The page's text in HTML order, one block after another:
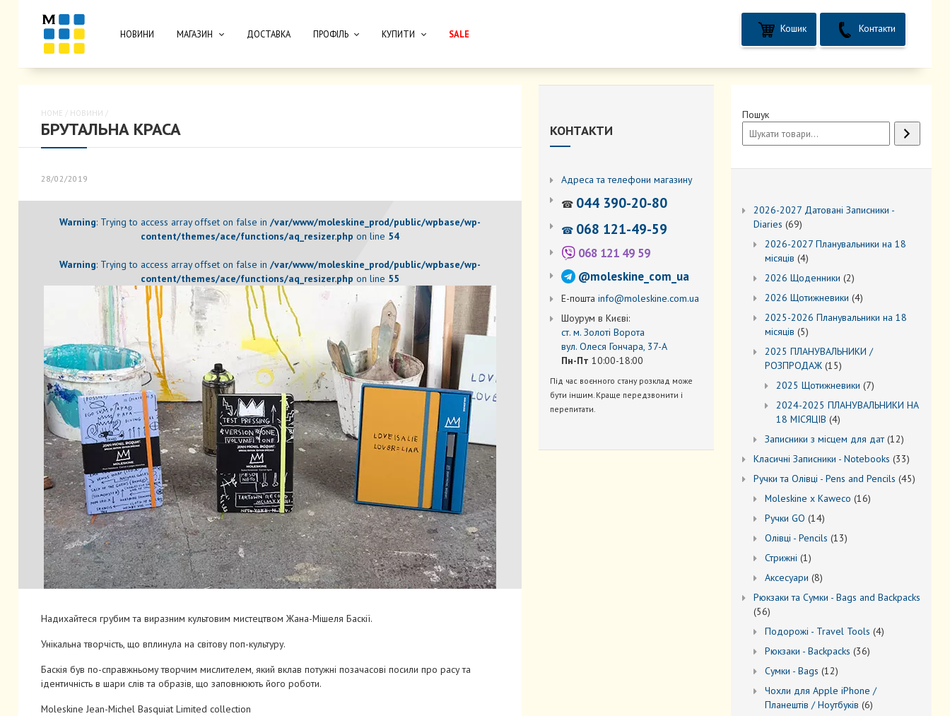
НОВИНИ МАГАЗИН ДОСТАВКА ПРОФІЛЬ КУПИТИ SALE Кошик Контакти
HOME / НОВИНИ /
БРУТАЛЬНА КРАСА
28/02/2019
Warning: Trying to access array offset on false in /var/www/moleskine_prod/public/wpbase/wp-
content/themes/ace/functions/aq_resizer.php on line 54
Warning: Trying to access array offset on false in /var/www/moleskine_prod/public/wpbase/wp-
content/themes/ace/functions/aq_resizer.php on line 55
Надихайтеся грубим та виразним культовим мистецтвом Жана-Мішеля Баскії.
Унікальна творчість, що вплинула на світову поп-культуру.
Баскія був по-справжньому творчим мислителем, який вклав потужні позачасові посили про расу та
ідентичність в шари слів та образів, що заповнюють його роботи.
Moleskine Jean-Michel Basquiat Limited collection
КОНТАКТИ
Адреса та телефони магазину
☎ 044 390-20-80
☎ 068 121-49-59
068 121 49 59
@moleskine_com_ua
Е-пошта info@moleskine.com.ua
Шоурум в Києві:
ст. м. Золоті Ворота
вул. Олеся Гончара, 37-А
Пн-Пт 10:00-18:00
Під час воєнного стану розклад може
бути іншим. Краще передзвонити і
перепитати.
Пошук
2026-2027 Датовані Записники -
Diaries 6969
товарів
2026-2027 Планувальники на 18
місяців 44
2026 Щоденники 22
товари
2026 Щотижневики 44
2025-2026 Планувальники на 18
місяців 55
товарів
2025 ПЛАНУВАЛЬНИКИ /
РОЗПРОДАЖ 1515
товарів
2025 Щотижневики 77
товарів
2024-2025 ПЛАНУВАЛЬНИКИ НА
18 МІСЯЦІВ 44
Записники з місцем для дат 1212
товарів
Kласичні Записники - Notebooks 3333
товари
Ручки та Олівці - Pens and Pencils 4545
Moleskine x Kaweco 1616
Ручки GO 1414
товарів
Oлівці - Pencils 1313
Стрижні 11
товар
Аксесуари 88
товарів
Рюкзаки та Cумки - Bags and Backpacks
5656
товарів
Подорожі - Travel Tools 44
Рюкзаки - Backpacks 3636
Сумки - Bags 1212
товарів
Чохли для Apple iPhone /
Планештів / Ноутбуків 66